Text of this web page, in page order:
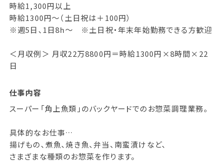
時給1,300円以上
時給1300円～（土日祝は＋100円）
※週5日、1日8h～ ※土日祝・年末年始勤務できる方歓迎
＜月収例＞ 月収22万8800円＝時給1300円×8時間×22
日
仕事内容
スーパー「角上魚類」のバックヤードでのお惣菜調理業務。
具体的なお仕事…
揚げもの、煮魚、焼き魚、弁当、南蛮漬けなど、
さまざまな種類のお惣菜を作ります。